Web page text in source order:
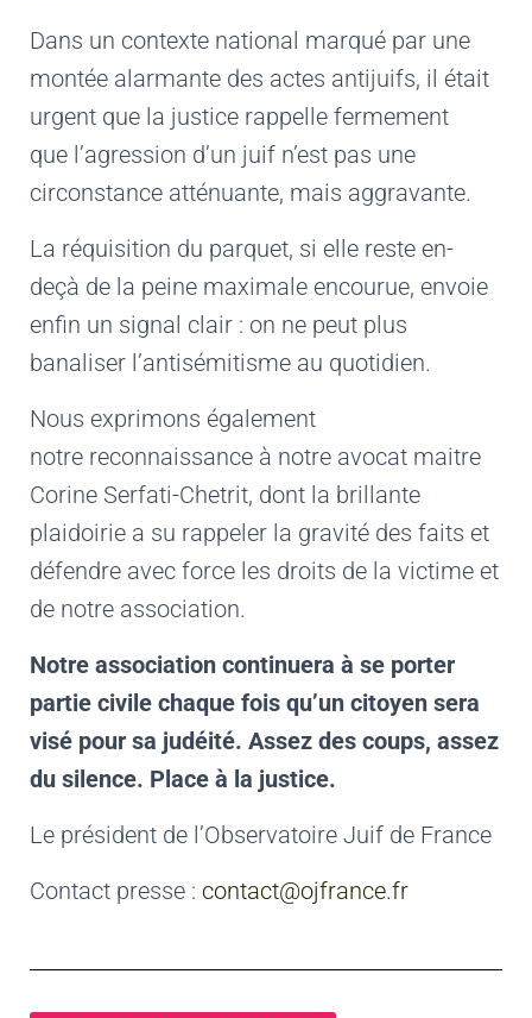
Dans un contexte national marqué par une
montée alarmante des actes antijuifs, il était
urgent que la justice rappelle fermement
que l’agression d’un juif n’est pas une
circonstance atténuante, mais aggravante.
La réquisition du parquet, si elle reste en-
deçà de la peine maximale encourue, envoie
enfin un signal clair : on ne peut plus
banaliser l’antisémitisme au quotidien.
Nous exprimons également
notre reconnaissance à notre avocat maitre
Corine Serfati-Chetrit, dont la brillante
plaidoirie a su rappeler la gravité des faits et
défendre avec force les droits de la victime et
de notre association.
Notre association continuera à se porter
partie civile chaque fois qu’un citoyen sera
visé pour sa judéité. Assez des coups, assez
du silence. Place à la justice.
Le président de l’Observatoire Juif de France
Contact presse : contact@ojfrance.fr